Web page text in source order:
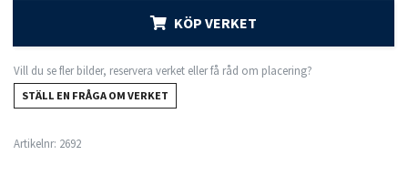
KÖP VERKET
Vill du se fler bilder, reservera verket eller få råd om placering?
STÄLL EN FRÅGA OM VERKET
Artikelnr: 2692